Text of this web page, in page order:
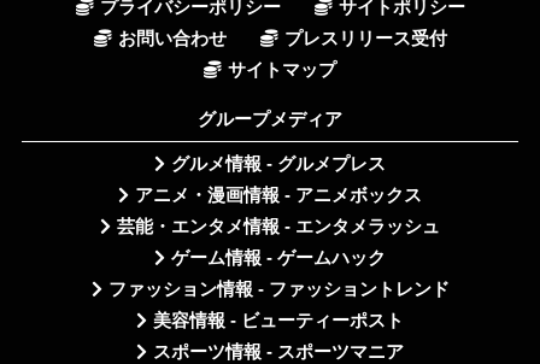
プライバシーポリシー
サイトポリシー
お問い合わせ
プレスリリース受付
サイトマップ
グループメディア
グルメ情報 - グルメプレス
アニメ・漫画情報 - アニメボックス
芸能・エンタメ情報 - エンタメラッシュ
ゲーム情報 - ゲームハック
ファッション情報 - ファッショントレンド
美容情報 - ビューティーポスト
スポーツ情報 - スポーツマニア